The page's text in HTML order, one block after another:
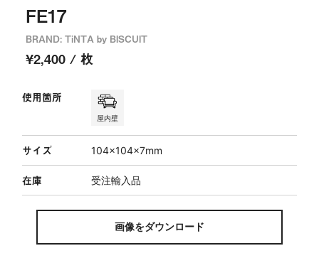
FE17
BRAND: TiNTA by BISCUIT
¥2,400 / 枚
使用箇所
屋内壁
サイズ 104×104×7mm
在庫 受注輸入品
画像をダウンロード